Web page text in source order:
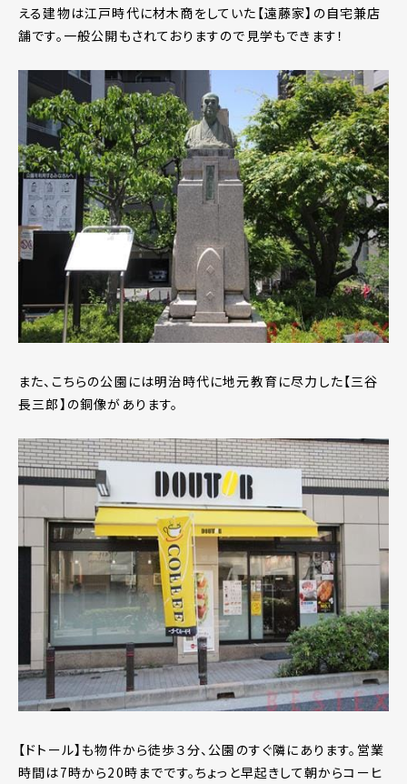
える建物は江戸時代に材木商をしていた【遠藤家】の自宅兼店
舗です。一般公開もされておりますので見学もできます！
また、こちらの公園には明治時代に地元教育に尽力した【三谷
長三郎】の銅像があります。
【ドトール】も物件から徒歩３分、公園のすぐ隣にあります。営業
時間は7時から20時までです。ちょっと早起きして朝からコーヒ